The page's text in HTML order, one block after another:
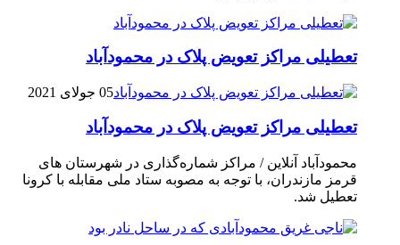
تعطیلی مراکز تعویض پلاک در محمودآباد
05 جولای 2021
تعطیلی مراکز تعویض پلاک در محمودآباد
محمودآباد آنلاین / مراکز شماره‌گذاری در شهر‌ستان های
قرمز مازندران، با توجه به مصوبه ستاد ملی مقابله با کرونا
تعطیل شد.